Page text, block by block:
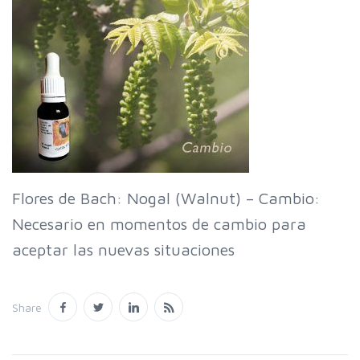
Flores de Bach: Nogal (Walnut) – Cambio:
Necesario en momentos de cambio para
aceptar las nuevas situaciones
Share